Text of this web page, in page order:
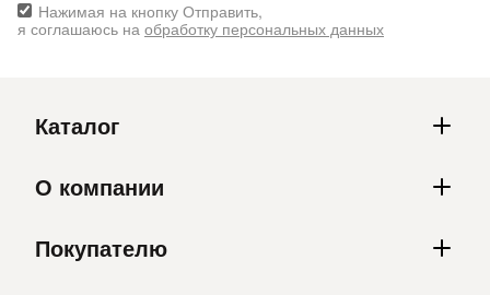
Нажимая на кнопку Отправить,
я соглашаюсь на обработку персональных данных
Каталог
О компании
Покупателю